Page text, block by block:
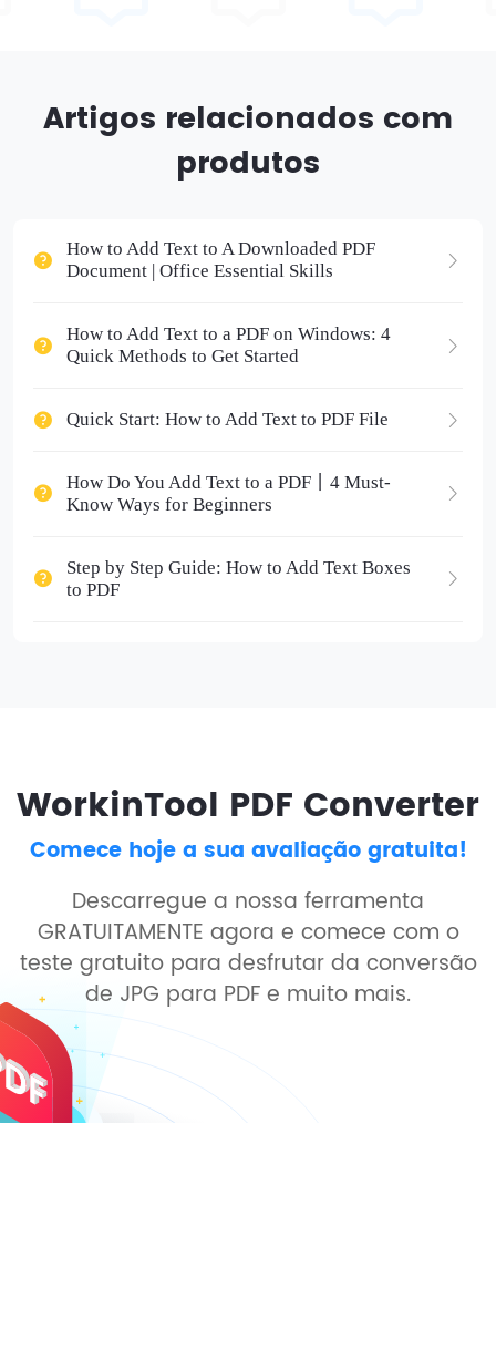
Artigos relacionados com
produtos
How to Add Text to A Downloaded PDF
Document | Office Essential Skills
How to Add Text to a PDF on Windows: 4
Quick Methods to Get Started
Quick Start: How to Add Text to PDF File
How Do You Add Text to a PDF丨4 Must-
Know Ways for Beginners
Step by Step Guide: How to Add Text Boxes
to PDF
WorkinTool PDF Converter
Comece hoje a sua avaliação gratuita!
Descarregue a nossa ferramenta
GRATUITAMENTE agora e comece com o
teste gratuito para desfrutar da conversão
de JPG para PDF e muito mais.